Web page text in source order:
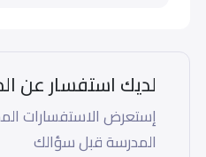
لديك استفسار عن
إستعرض الاستفسارات
المدرسة قبل سؤالك